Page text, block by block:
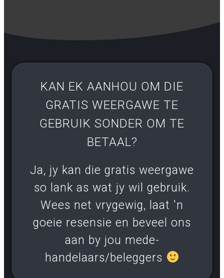
KAN EK AANHOU OM DIE
GRATIS WEERGAWE TE
GEBRUIK SONDER OM TE
BETAAL?
Ja, jy kan die gratis weergawe
so lank as wat jy wil gebruik.
Wees net vrygewig, laat 'n
goeie resensie en beveel ons
aan by jou mede-
handelaars/beleggers